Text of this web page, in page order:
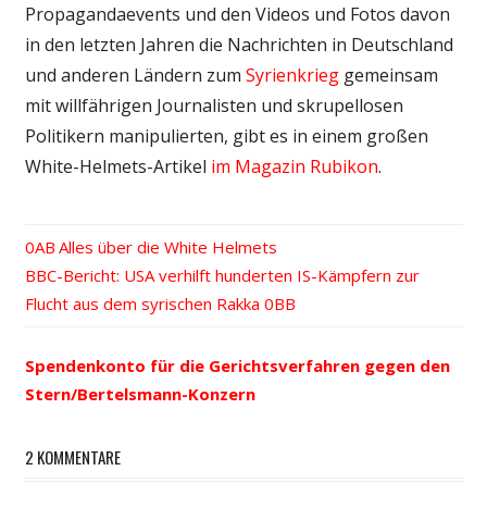
Propagandaevents und den Videos und Fotos davon
in den letzten Jahren die Nachrichten in Deutschland
und anderen Ländern zum Syrienkrieggemeinsam
mit willfährigen Journalisten und skrupellosen
Politikern manipulierten, gibt es in einem großen
White-Helmets-Artikel im Magazin Rubikon.
Beitrags-
Navigation
Vorheriger
Beitrag:
Alles über die White Helmets
Nächster
Beitrag:
BBC-Bericht: USA verhilft hunderten IS-Kämpfern zur
Flucht aus dem syrischen Rakka
Spendenkonto für die Gerichtsverfahren gegen den
Stern/Bertelsmann-Konzern
2 KOMMENTARE